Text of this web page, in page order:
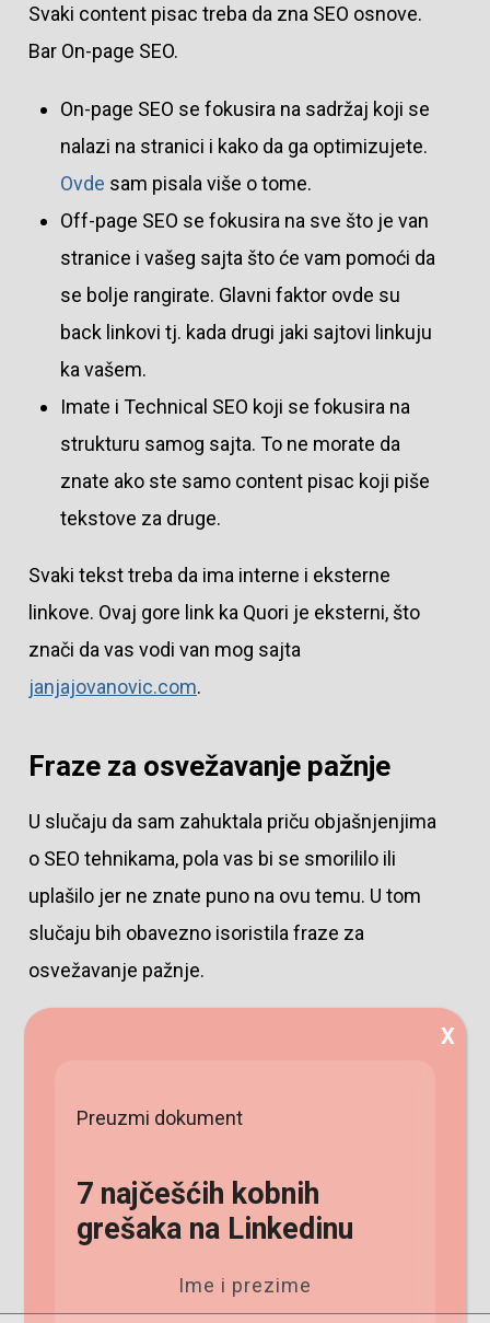
Svaki content pisac treba da zna SEO osnove.
Bar On-page SEO.
On-page SEO se fokusira na sadržaj koji se
nalazi na stranici i kako da ga optimizujete.
Ovde sam pisala više o tome.
Off-page SEO se fokusira na sve što je van
stranice i vašeg sajta što će vam pomoći da
se bolje rangirate. Glavni faktor ovde su
back linkovi tj. kada drugi jaki sajtovi linkuju
ka vašem.
Imate i Technical SEO koji se fokusira na
strukturu samog sajta. To ne morate da
znate ako ste samo content pisac koji piše
tekstove za druge.
Svaki tekst treba da ima interne i eksterne
linkove. Ovaj gore link ka Quori je eksterni, što
znači da vas vodi van mog sajta
janjajovanovic.com.
Fraze za osvežavanje pažnje
U slučaju da sam zahuktala priču objašnjenjima
o SEO tehnikama, pola vas bi se smorililo ili
uplašilo jer ne znate puno na ovu temu. U tom
slučaju bih obavezno isoristila fraze za
osvežavanje pažnje.
Primer ovih frazi su:
Hajde sada da pogledamo kako…
Sigurno se sada pitate…
Evo šta treba da radite od početka do kraja…
I do sada ste mogli da ih primetite gore u tekstu.
Preuzmi dokument
7 najčešćih kobnih
grešaka na Linkedinu
Ime i prezime
X